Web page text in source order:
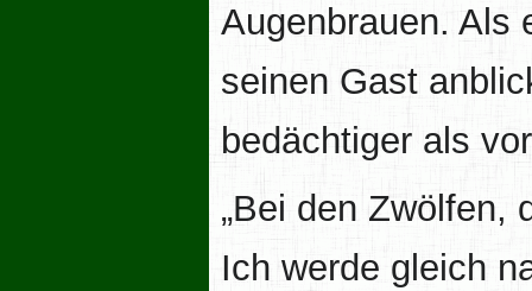
Augenbrauen. Als
seinen Gast
bedächtiger als
„Bei den Zwölfen,
Ich werde gleich